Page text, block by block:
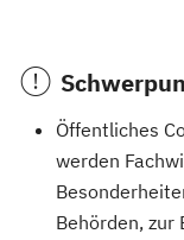
Öffentliches
werden
Behörden, zur